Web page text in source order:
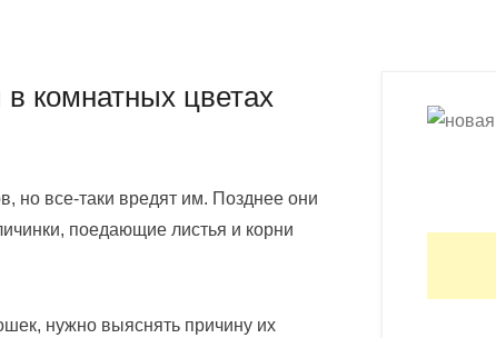
комнатных цветах
но все-таки вредят им. Позднее они
поедающие листья и корни
нужно выяснять причину их